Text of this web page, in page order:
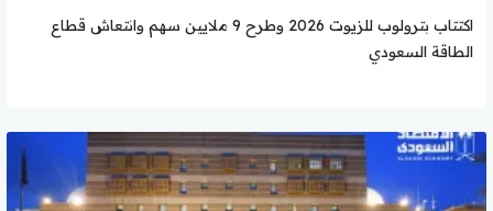
اكتتاب بترولوب للزيوت 2026 وطرح 9 ملايين سهم وانتعاش قطاع
الطاقة السعودي